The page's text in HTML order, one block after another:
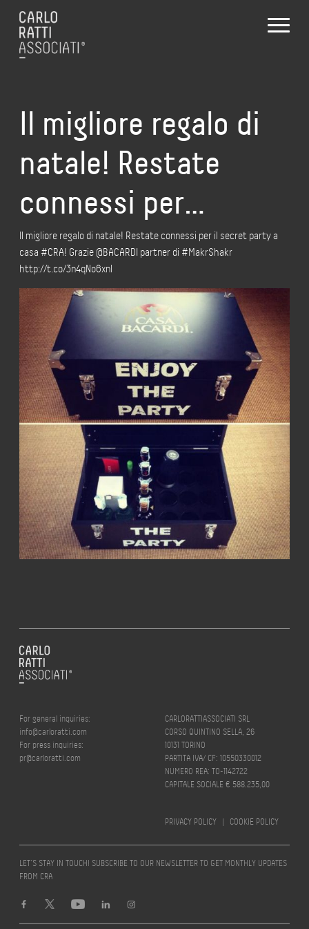
Il migliore regalo di
natale! Restate
connessi per…
Il migliore regalo di natale! Restate connessi per il secret party a
casa #CRA! Grazie @BACARDI partner di #MakrShakr
http://t.co/3n4qNo6xnl
For general inquiries:
info@carloratti.com
For press inquiries:
pr@carloratti.com
CARLORATTIASSOCIATI SRL
CORSO QUINTINO SELLA, 26
10131 TORINO
PARTITA IVA/ CF: 10550330012
NUMERO REA: TO-1142722
CAPITALE SOCIALE € 588.235,00
PRIVACY POLICY | COOKIE POLICY
LET’S STAY IN TOUCH! SUBSCRIBE TO OUR NEWSLETTER TO GET MONTHLY UPDATES
FROM CRA